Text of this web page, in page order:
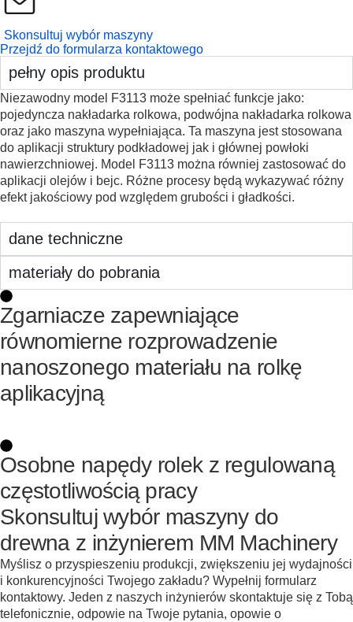
Skonsultuj wybór maszyny
Przejdź do formularza kontaktowego
pełny opis produktu
Niezawodny model F3113 może spełniać funkcje jako:
pojedyncza nakładarka rolkowa, podwójna nakładarka rolkowa
oraz jako maszyna wypełniająca. Ta maszyna jest stosowana
do aplikacji struktury podkładowej jak i głównej powłoki
nawierzchniowej. Model F3113 można równiej zastosować do
aplikacji olejów i bejc. Różne procesy będą wykazywać różny
efekt jakościowy pod względem grubości i gładkości.
dane techniczne
materiały do pobrania
Zgarniacze zapewniające
równomierne rozprowadzenie
nanoszonego materiału na rolkę
aplikacyjną
Osobne napędy rolek z regulowaną
częstotliwością pracy
Skonsultuj wybór maszyny do
drewna z inżynierem MM Machinery
Myślisz o przyspieszeniu produkcji, zwiększeniu jej wydajności
i konkurencyjności Twojego zakładu? Wypełnij formularz
kontaktowy. Jeden z naszych inżynierów skontaktuje się z Tobą
telefonicznie, odpowie na Twoje pytania, opowie o